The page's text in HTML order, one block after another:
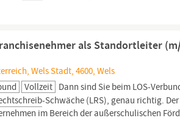
als Standortleiter (m/
Wels Stadt, 4600, Wels
Vollzeit Dann sind Sie beim LOS-
-Schwäche (LRS), genau richtig.
im Bereich der außerschulischen